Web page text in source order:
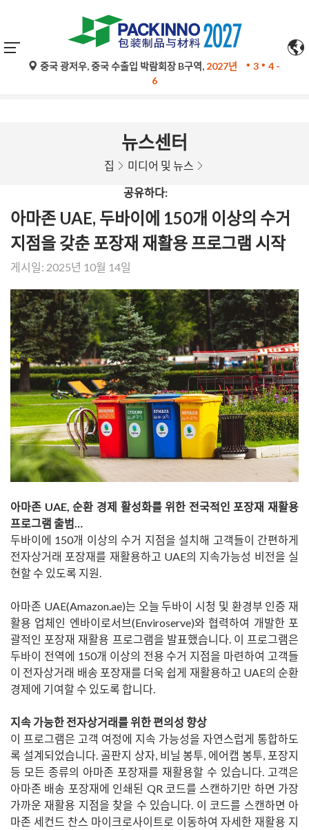
구글 번역의 자동 번역은 참고용일 뿐이며 정확하지 않을 수 있
습니다. 문의 사항은 원문을 참조하십시오.
중국 광저우, 중국 수출입 박람회장 B구역, 2027년 3
4 -
6
뉴스센터
집 미디어 및 뉴스
공유하다:
아마존 UAE, 두바이에 150개 이상의 수거
지점을 갖춘 포장재 재활용 프로그램 시작
게시일: 2025년 10월 14일
아마존 UAE, 순환 경제 활성화를 위한 전국적인 포장재 재활용
프로그램 출범…
두바이에 150개 이상의 수거 지점을 설치해 고객들이 간편하게
전자상거래 포장재를 재활용하고 UAE의 지속가능성 비전을 실
현할 수 있도록 지원.
아마존 UAE(Amazon.ae)는 오늘 두바이 시청 및 환경부 인증 재
활용 업체인 엔바이로서브(Enviroserve)와 협력하여 개발한 포
괄적인 포장재 재활용 프로그램을 발표했습니다. 이 프로그램은
두바이 전역에 150개 이상의 전용 수거 지점을 마련하여 고객들
이 전자상거래 배송 포장재를 더욱 쉽게 재활용하고 UAE의 순환
경제에 기여할 수 있도록 합니다.
지속 가능한 전자상거래를 위한 편의성 향상
이 프로그램은 고객 여정에 지속 가능성을 자연스럽게 통합하도
록 설계되었습니다. 골판지 상자, 비닐 봉투, 에어캡 봉투, 포장지
등 모든 종류의 아마존 포장재를 재활용할 수 있습니다. 고객은
아마존 배송 포장재에 인쇄된 QR 코드를 스캔하기만 하면 가장
가까운 재활용 지점을 찾을 수 있습니다. 이 코드를 스캔하면 아
마존 세컨드 찬스 마이크로사이트로 이동하여 자세한 재활용 지